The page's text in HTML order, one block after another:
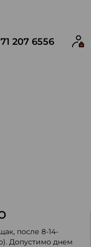
207 6556
после 8-14-
Допустимо днем